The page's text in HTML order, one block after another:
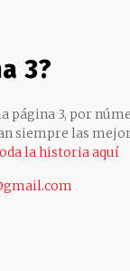
3?
página 3, por
siempre las
la historia aquí